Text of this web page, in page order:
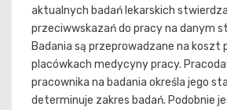
aktualnych badań lekarskich
przeciwwskazań do pracy na danym
Badania są przeprowadzane na koszt
placówkach medycyny pracy.
pracownika na badania określa jego
determinuje zakres badań. Podobnie